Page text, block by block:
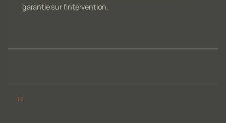
garantie sur l'intervention.